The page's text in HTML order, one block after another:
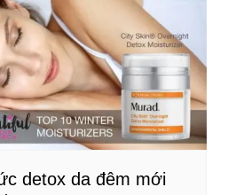
detox da đêm mới